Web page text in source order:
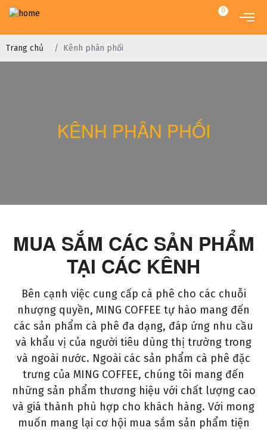
0
Trang chủ Kênh phân phối
KÊNH PHÂN PHỐI
MUA SẮM CÁC SẢN PHẨM
TẠI CÁC KÊNH
Bên cạnh việc cung cấp cà phê cho các chuỗi
nhượng quyền, MING COFFEE tự hào mang đến
các sản phẩm cà phê đa dạng, đáp ứng nhu cầu
và khẩu vị của người tiêu dùng thị trường trong
và ngoài nước. Ngoài các sản phẩm cà phê đặc
trưng của MING COFFEE, chúng tôi mang đến
những sản phẩm thương hiệu với chất lượng cao
và giá thành phù hợp cho khách hàng. Với mong
muốn mang lại cơ hội mua sắm sản phẩm tiện